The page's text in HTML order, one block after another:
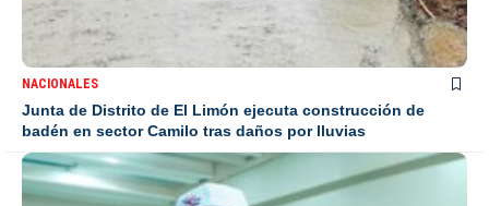
NACIONALES
Junta de Distrito de El Limón ejecuta construcción de
badén en sector Camilo tras daños por lluvias